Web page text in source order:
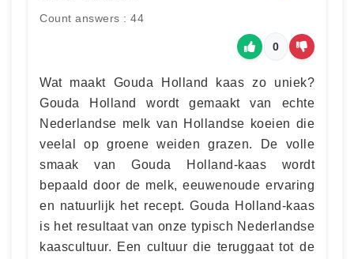
Count answers : 44
0
Wat maakt Gouda Holland kaas zo uniek?
Gouda Holland wordt gemaakt van echte
Nederlandse melk van Hollandse koeien die
veelal op groene weiden grazen. De volle
smaak van Gouda Holland-kaas wordt
bepaald door de melk, eeuwenoude ervaring
en natuurlijk het recept. Gouda Holland-kaas
is het resultaat van onze typisch Nederlandse
kaascultuur. Een cultuur die teruggaat tot de